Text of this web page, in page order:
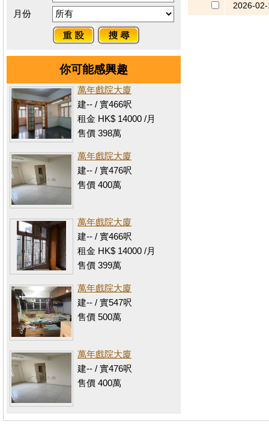
月份
你可能感興趣
萬年戲院大廈
建-- / 實466呎
租金 HK$ 14000 /月
售價 398萬
萬年戲院大廈
建-- / 實476呎
售價 400萬
萬年戲院大廈
建-- / 實466呎
租金 HK$ 14000 /月
售價 399萬
萬年戲院大廈
建-- / 實547呎
售價 500萬
萬年戲院大廈
建-- / 實476呎
售價 400萬
2026-